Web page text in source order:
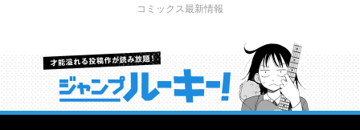
コミックス最新情報
才能溢れる投稿作が読み放題！ ジャンプルーキー！